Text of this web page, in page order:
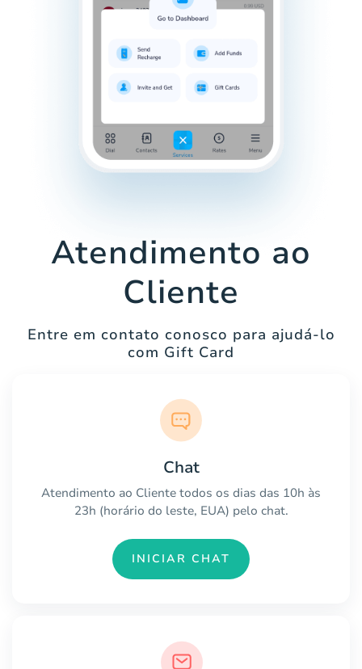
Atendimento ao
Cliente
Entre em contato conosco para ajudá-lo
com Gift Card
Chat
Atendimento ao Cliente todos os dias das 10h às
23h (horário do leste, EUA) pelo chat.
INICIAR CHAT